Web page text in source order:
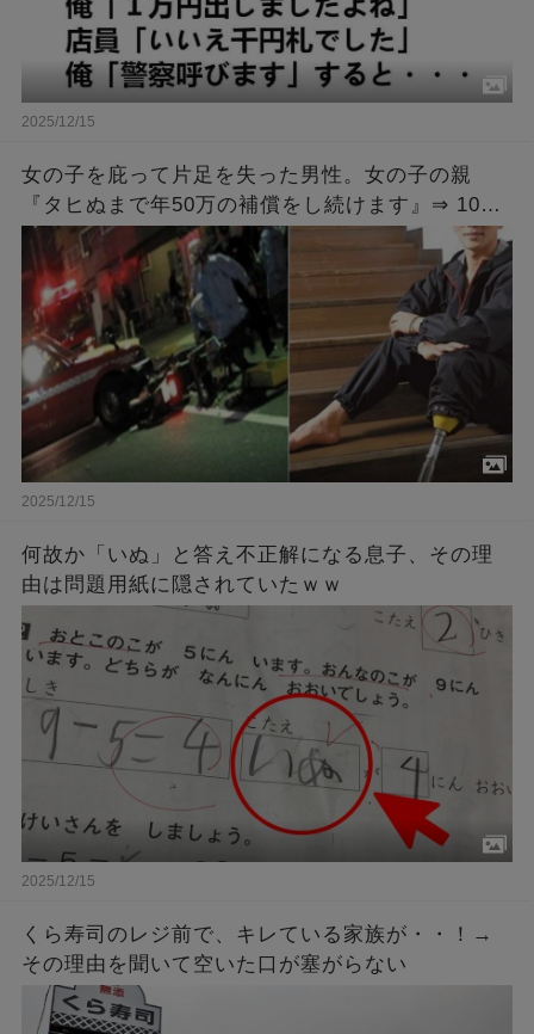
2025/12/15
女の子を庇って片足を失った男性。女の子の親
『タヒぬまで年50万の補償をし続けます』⇒ 10年
後、その女の子が結婚すると聞いた男性は・・・
2025/12/15
何故か「いぬ」と答え不正解になる息子、その理
由は問題用紙に隠されていたｗｗ
2025/12/15
くら寿司のレジ前で、キレている家族が・・！→
その理由を聞いて空いた口が塞がらない